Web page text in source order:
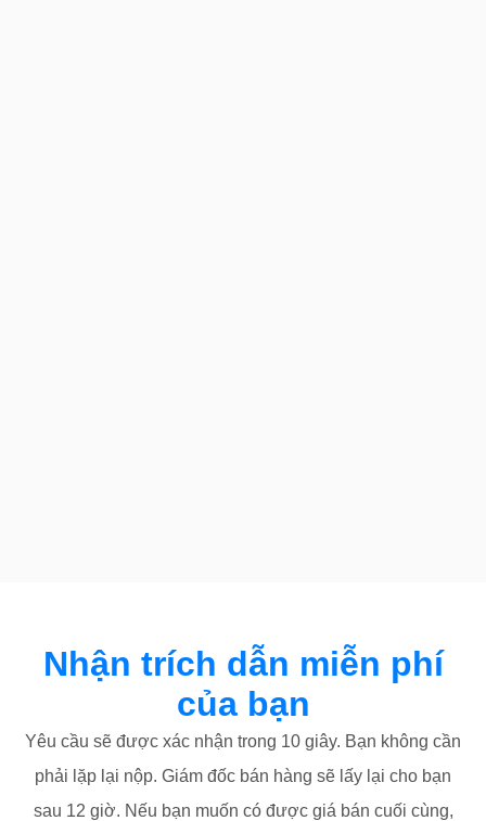
Nhận trích dẫn miễn phí
của bạn
Yêu cầu sẽ được xác nhận trong 10 giây. Bạn không cần
phải lặp lại nộp. Giám đốc bán hàng sẽ lấy lại cho bạn
sau 12 giờ. Nếu bạn muốn có được giá bán cuối cùng,